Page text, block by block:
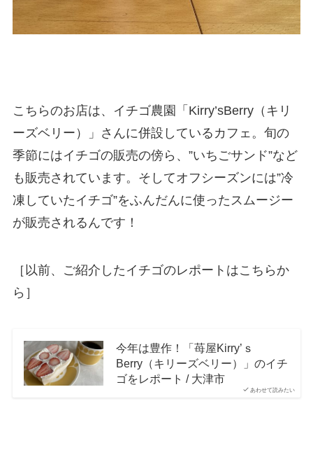
こちらのお店は、イチゴ農園「Kirry’sBerry（キリ
ーズベリー）」さんに併設しているカフェ。旬の
季節にはイチゴの販売の傍ら、”いちごサンド”など
も販売されています。そしてオフシーズンには”冷
凍していたイチゴ”をふんだんに使ったスムージー
が販売されるんです！
［以前、ご紹介したイチゴのレポートはこちらか
ら］
あわせて読みたい
今年は豊作！「苺屋Kirry’ｓ
Berry（キリーズベリー）」のイチ
ゴをレポート / 大津市